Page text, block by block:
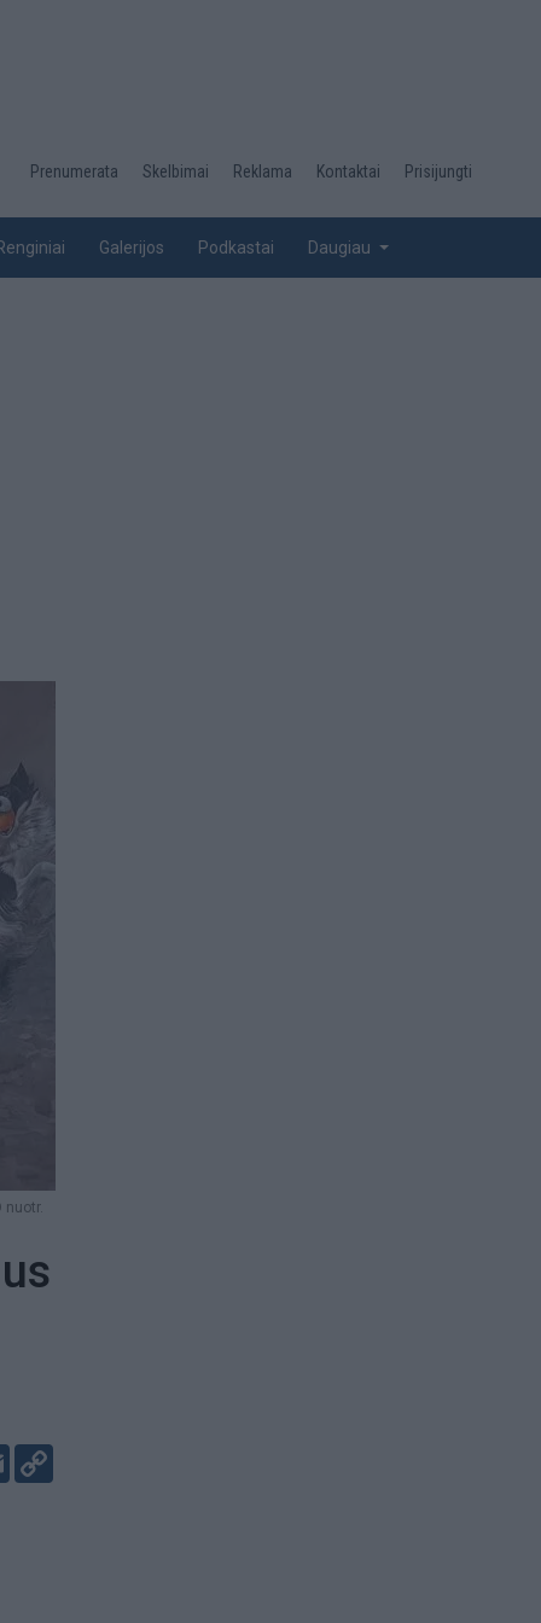
Desktop
top
Prenumerata Skelbimai Reklama Kontaktai Prisijungti
Galerijos Podkastai Daugiau
nuotr.
Email